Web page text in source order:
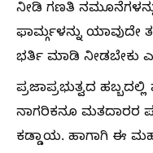
ನೀಡಿ ಗಣತಿ
ಫಾರ್ಮ್ಗಳನ್ನು ಯಾವುದೇ
ಭರ್ತಿ ಮಾಡಿ ನೀಡಬೇಕು
ಪ್ರಜಾಪ್ರಭುತ್ವದ
ನಾಗರಿಕನೂ ಮತದಾರರ
ಕಡ್ಡಾಯ. ಹಾಗಾಗಿ ಈ